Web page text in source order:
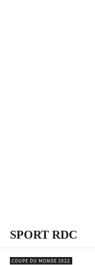
SPORT RDC
COUPE DU MONDE 2022